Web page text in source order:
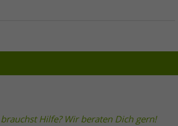
Hilfe? Wir beraten Dich gern!